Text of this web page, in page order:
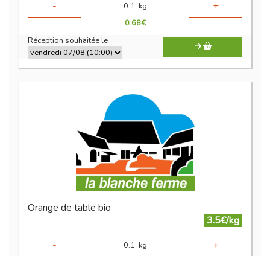
- 0.1 kg +
0.68€
Réception souhaitée le
Orange de table bio
3.5€/kg
-
0.1 kg +